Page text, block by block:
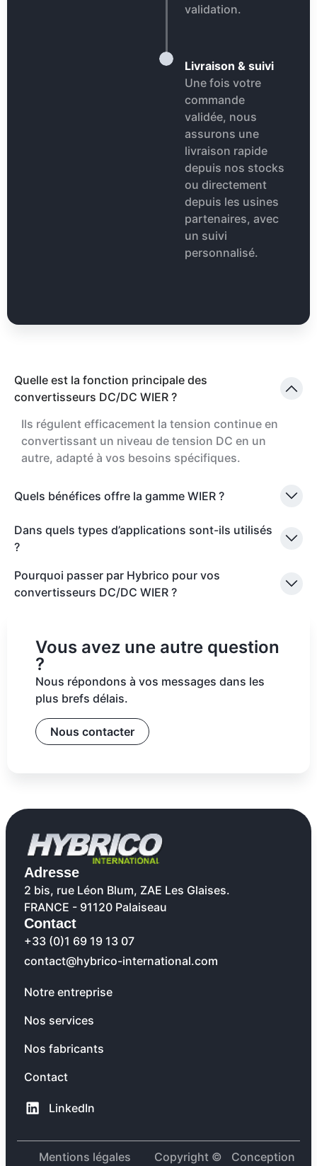
validation.
Livraison & suivi
Une fois votre
commande
validée, nous
assurons une
livraison rapide
depuis nos stocks
ou directement
depuis les usines
partenaires, avec
un suivi
personnalisé.
Vous avez une autre question
?
Nous répondons à vos messages dans les
plus brefs délais.
Nous contacter
Quelle est la fonction principale des
convertisseurs DC/DC WIER ?
Ils régulent efficacement la tension continue en
convertissant un niveau de tension DC en un
autre, adapté à vos besoins spécifiques.
Quels bénéfices offre la gamme WIER ?
Dans quels types d’applications sont-ils utilisés
?
Pourquoi passer par Hybrico pour vos
convertisseurs DC/DC WIER ?
Adresse
2 bis, rue Léon Blum, ZAE Les Glaises.
FRANCE - 91120 Palaiseau
Contact
+33 (0)1 69 19 13 07
contact@hybrico-international.com
Notre entreprise
Nos services
Nos fabricants
Contact
LinkedIn
Copyright © Conception
Mentions légales